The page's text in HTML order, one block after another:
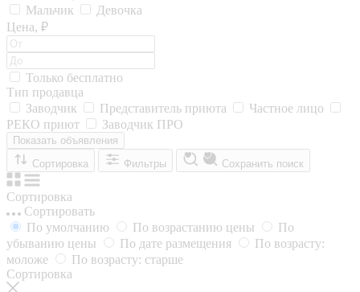
Мальчик
Девочка
Цена, ₽
Только бесплатно
Тип продавца
Заводчик
Представитель приюта
Частное лицо
РЕКО приют
Заводчик ПРО
Показать объявления
Сортировка
Фильтры Сохранить поиск
Сортировка
Сортировать
По умолчанию
По возрастанию цены
По
убыванию цены
По дате размещения
По возрасту:
моложе
По возрасту: старше
Сортировка